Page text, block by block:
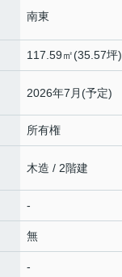
南東
117.59㎡(35.57坪)
2026年7月(予定)
所有権
木造 / 2階建
-
無
-